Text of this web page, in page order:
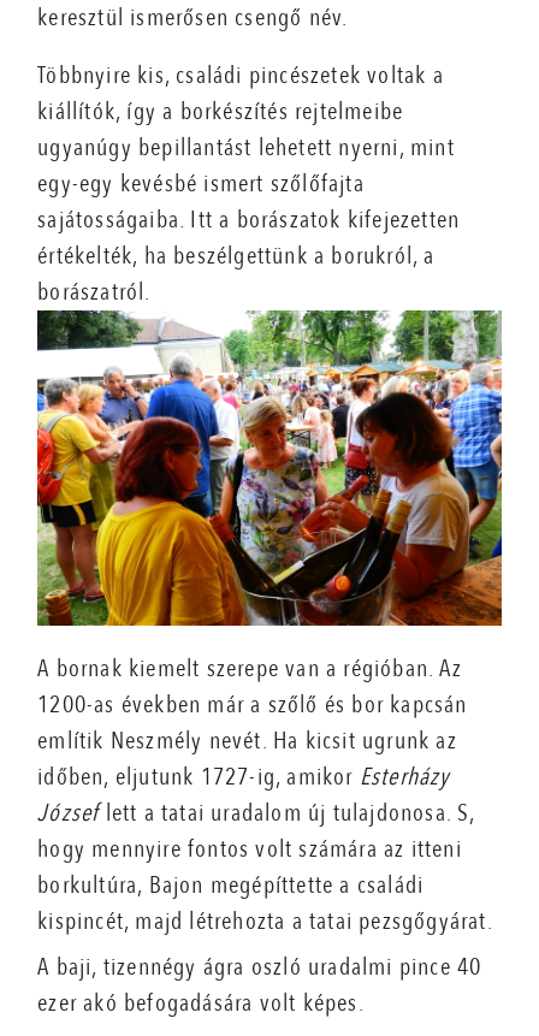
keresztül ismerősen csengő név.
Többnyire kis, családi pincészetek voltak a
kiállítók, így a borkészítés rejtelmeibe
ugyanúgy bepillantást lehetett nyerni, mint
egy-egy kevésbé ismert szőlőfajta
sajátosságaiba. Itt a borászatok kifejezetten
értékelték, ha beszélgettünk a borukról, a
borászatról.
A bornak kiemelt szerepe van a régióban. Az
1200-as években már a szőlő és bor kapcsán
említik Neszmély nevét. Ha kicsit ugrunk az
időben, eljutunk 1727-ig, amikor Esterházy
Józseflett a tatai uradalom új tulajdonosa. S,
hogy mennyire fontos volt számára az itteni
borkultúra, Bajon megépíttette a családi
kispincét, majd létrehozta a tatai pezsgőgyárat.
A baji, tizennégy ágra oszló uradalmi pince 40
ezer akó befogadására volt képes.